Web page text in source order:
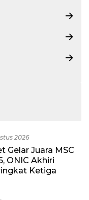
2026
Gelar Juara MSC
ONIC Akhiri
Ketiga